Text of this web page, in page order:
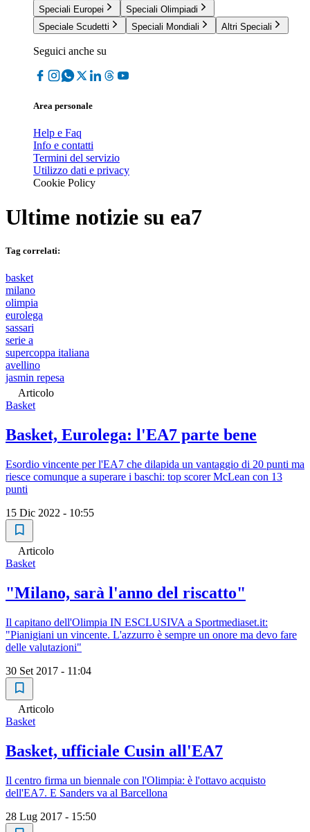
Speciali Europei
Speciali Olimpiadi
Speciale Scudetti
Speciali Mondiali Altri Speciali
Seguici anche su
Area personale
Help e Faq
Info e contatti
Termini del servizio
Utilizzo dati e privacy
Cookie Policy
Ultime notizie su ea7
Tag correlati:
basket
milano
olimpia
eurolega
sassari
serie a
supercoppa italiana
avellino
jasmin repesa
Articolo
Basket
Basket, Eurolega: l'EA7 parte bene
Esordio vincente per l'EA7 che dilapida un vantaggio di 20 punti ma
riesce comunque a superare i baschi: top scorer McLean con 13
punti
15 Dic 2022 - 10:55
Articolo
Basket
"Milano, sarà l'anno del riscatto"
Il capitano dell'Olimpia IN ESCLUSIVA a Sportmediaset.it:
"Pianigiani un vincente. L'azzurro è sempre un onore ma devo fare
delle valutazioni"
30 Set 2017 - 11:04
Articolo
Basket
Basket, ufficiale Cusin all'EA7
Il centro firma un biennale con l'Olimpia: è l'ottavo acquisto
dell'EA7. E Sanders va al Barcellona
28 Lug 2017 - 15:50